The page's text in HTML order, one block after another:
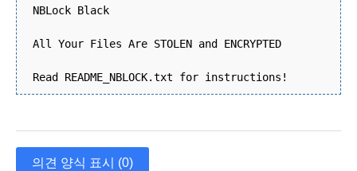
NBLock Black
All Your Files Are STOLEN and ENCRYPTED
Read README_NBLOCK.txt for instructions!
의견 양식 표시 (0)